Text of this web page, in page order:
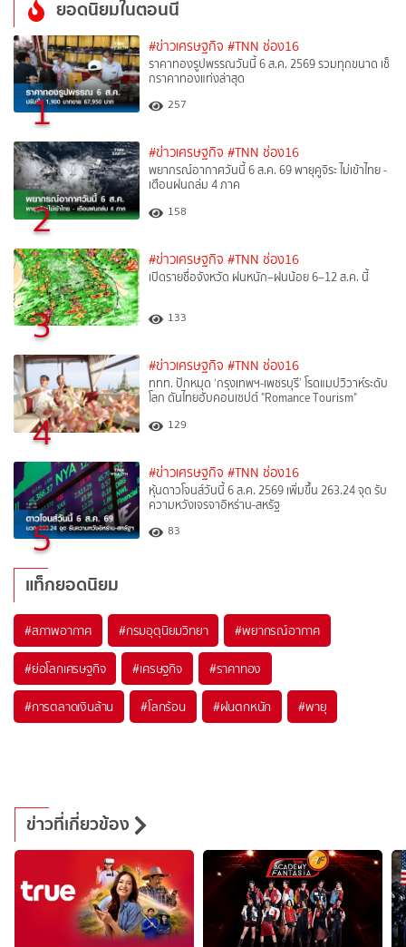
ยอดนิยมในตอนนี้
1
#ข่าวเศรษฐกิจ #TNN ช่อง16
ราคาทองรูปพรรณวันนี้ 6 ส.ค. 2569 รวมทุกขนาด เช็
กราคาทองแท่งล่าสุด
257
2
#ข่าวเศรษฐกิจ #TNN ช่อง16
พยากรณ์อากาศวันนี้ 6 ส.ค. 69 พายุคูจิระ ไม่เข้าไทย -
เตือนฝนถล่ม 4 ภาค
158
3
#ข่าวเศรษฐกิจ #TNN ช่อง16
เปิดรายชื่อจังหวัด ฝนหนัก–ฝนน้อย 6–12 ส.ค. นี้
133
4
#ข่าวเศรษฐกิจ #TNN ช่อง16
ททท. ปักหมุด ‘กรุงเทพฯ-เพชรบุรี’ โรดแมปวิวาห์ระดับ
โลก ดันไทยฮับคอนเซปต์ "Romance Tourism"
129
5
#ข่าวเศรษฐกิจ #TNN ช่อง16
หุ้นดาวโจนส์วันนี้ 6 ส.ค. 2569 เพิ่มขึ้น 263.24 จุด รับ
ความหวังเจรจาอิหร่าน-สหรัฐ
83
แท็กยอดนิยม
#สภาพอากาศ #กรมอุตุนิยมวิทยา #พยากรณ์อากาศ
#ย่อโลกเศรษฐกิจ #เศรษฐกิจ #ราคาทอง
#การตลาดเงินล้าน #โลกร้อน #ฝนตกหนัก #พายุ
ข่าวที่เกี่ยวข้อง